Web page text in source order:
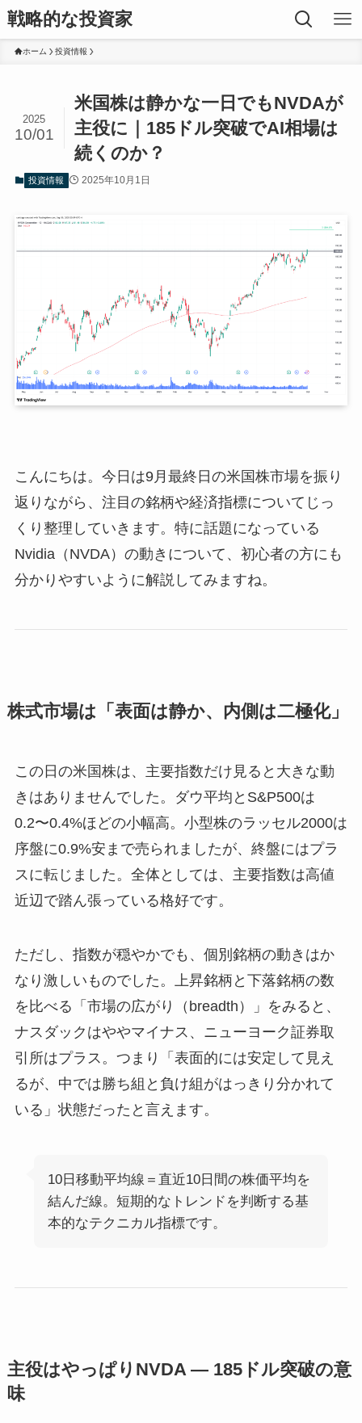
戦略的な投資家
ホーム 投資情報
米国株は静かな一日でもNVDAが
主役に｜185ドル突破でAI相場は
続くのか？
2025
10/01
投資情報 2025年10月1日
こんにちは。今日は9月最終日の米国株市場を振り
返りながら、注目の銘柄や経済指標についてじっ
くり整理していきます。特に話題になっている
Nvidia（NVDA）の動きについて、初心者の方にも
分かりやすいように解説してみますね。
株式市場は「表面は静か、内側は二極化」
この日の米国株は、主要指数だけ見ると大きな動
きはありませんでした。ダウ平均とS&P500は
0.2〜0.4%ほどの小幅高。小型株のラッセル2000は
序盤に0.9%安まで売られましたが、終盤にはプラ
スに転じました。全体としては、主要指数は高値
近辺で踏ん張っている格好です。
ただし、指数が穏やかでも、個別銘柄の動きはか
なり激しいものでした。上昇銘柄と下落銘柄の数
を比べる「市場の広がり（breadth）」をみると、
ナスダックはややマイナス、ニューヨーク証券取
引所はプラス。つまり「表面的には安定して見え
るが、中では勝ち組と負け組がはっきり分かれて
いる」状態だったと言えます。
10日移動平均線＝直近10日間の株価平均を
結んだ線。短期的なトレンドを判断する基
本的なテクニカル指標です。
主役はやっぱりNVDA ― 185ドル突破の意
味